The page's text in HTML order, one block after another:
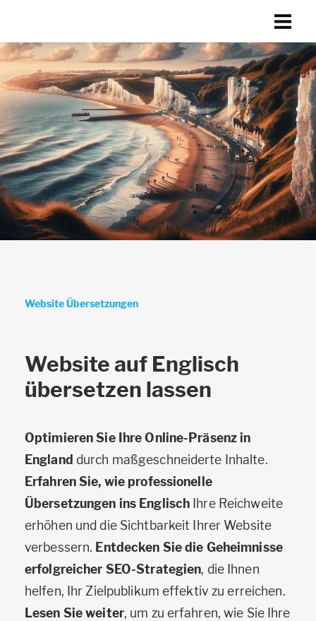
Website Übersetzungen
Website auf Englisch
übersetzen lassen
Optimieren Sie Ihre Online-Präsenz in
England durch maßgeschneiderte Inhalte.
Erfahren Sie, wie professionelle
Übersetzungen ins Englisch Ihre Reichweite
erhöhen und die Sichtbarkeit Ihrer Website
verbessern. Entdecken Sie die Geheimnisse
erfolgreicher SEO-Strategien, die Ihnen
helfen, Ihr Zielpublikum effektiv zu erreichen.
Lesen Sie weiter, um zu erfahren, wie Sie Ihre